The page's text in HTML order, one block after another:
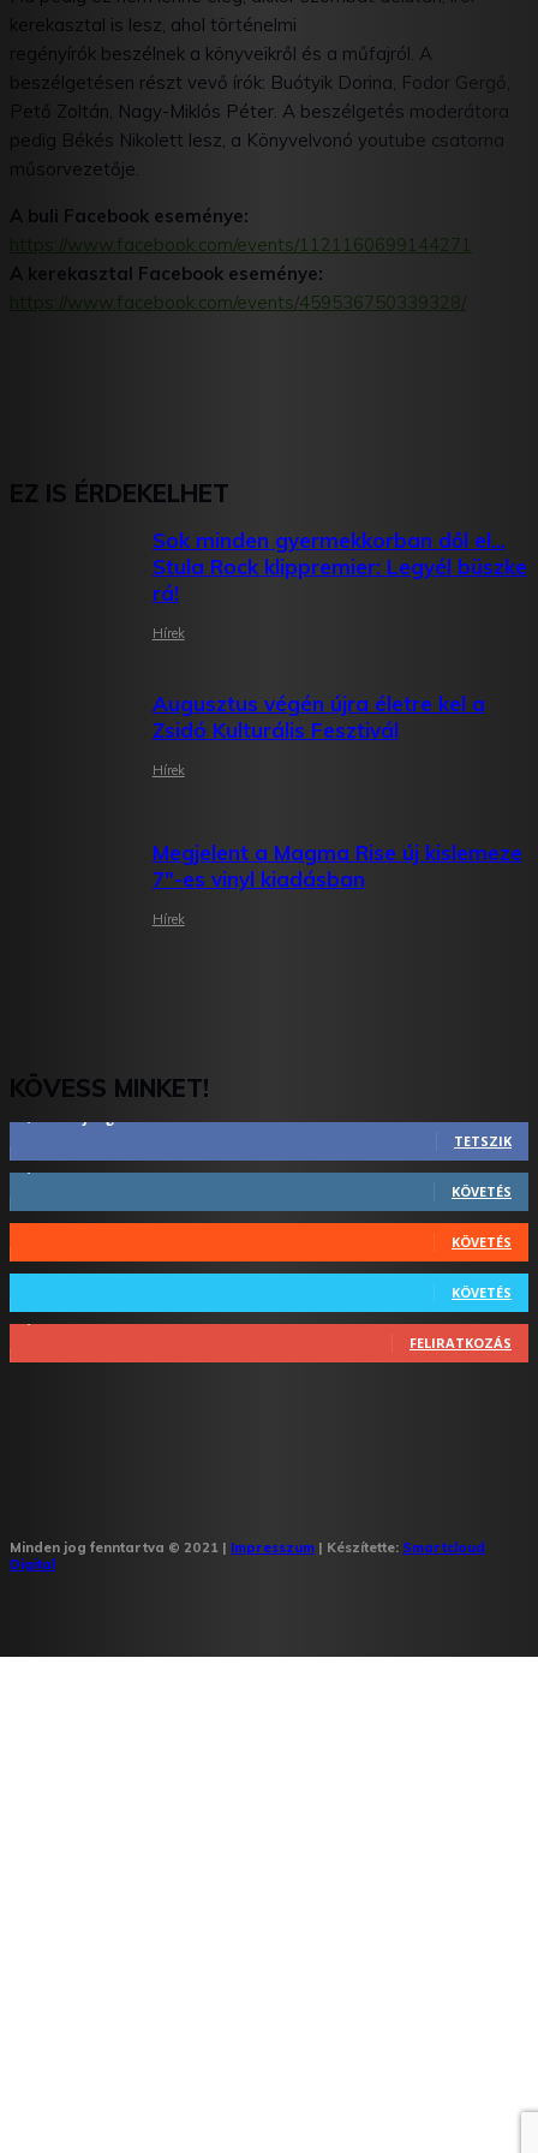
kerekasztal is lesz, ahol történelmi
regényírók beszélnek a könyveikről és a műfajról. A
beszélgetésen részt vevő írók: Buótyik Dorina, Fodor Gergő,
Pető Zoltán, Nagy-Miklós Péter. A beszélgetés moderátora
pedig Békés Nikolett lesz, a Könyvelvonó youtube csatorna
műsorvezetője.
A buli Facebook eseménye:
https://www.facebook.com/events/1121160699144271
A kerekasztal Facebook eseménye:
https://www.facebook.com/events/459536750339328/
EZ IS ÉRDEKELHET
Sok minden gyermekkorban dől el…
Stula Rock klippremier: Legyél büszke
rá!
Hírek
Augusztus végén újra életre kel a
Zsidó Kulturális Fesztivál
Hírek
Megjelent a Magma Rise új kislemeze
7″-es vinyl kiadásban
Hírek
KÖVESS MINKET!
TETSZIK
1,731 Követő
KÖVETÉS
44 Követő
KÖVETÉS
64 Követő
KÖVETÉS
1,348 Feliratkozó
FELIRATKOZÁS
Minden jog fenntartva © 2021 | Impresszum | Készítette: Smartcloud
Digital